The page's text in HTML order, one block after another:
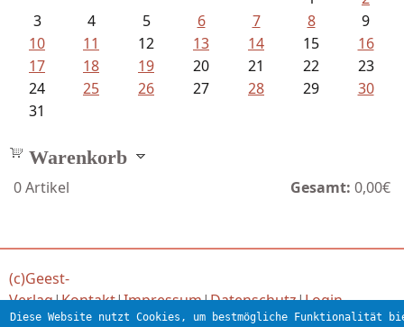
3
4 5 6 7 8
9
10
11 12 13 14 15
16
17
18 19 20 21 22
23
24
25 26 27 28 29
30
31
Warenkorb
0Artikel Gesamt: 0,00€
(c)Geest-
Verlag|Kontakt|Impressum|Datenschutz|Login
Diese Website nutzt Cookies, um bestmögliche Funktionalität